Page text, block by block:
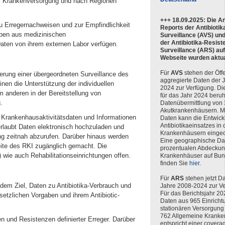
und zur Empfindlichkeit
aus medizinischen
von ihrem externen Labor verfügen.
einer übergeordneten Surveillance des
die Unterstützung der individuellen
anderen in der Bereitstellung von
und Informationen
Daten elektronisch hochzuladen und
zeitnah abzurufen. Darüber hinaus werden
des RKI zugänglich gemacht. Die
auch Rehabilitationseinrichtungen offen.
Ziel, Daten zu Antibiotika-Verbrauch und
Vorgaben und ihrem Antibiotic-
und Resistenzen definierter Erreger. Darüber
+++ 18.09.2025: Die
Reports der
Surveillance (AVS)
der Antibiotika-
Surveillance (ARS)
Webseite wurden
Für AVS stehen der
aggregierte Daten der
2024 zur Verfügung.
für das Jahr 2024
Datenübermittlung von
Akutkrankenhäusern.
Daten kann die
Antibiotikaeinsatzes in
Krankenhäusern
Eine geographische
prozentualen
Krankenhäuser auf
finden Sie hier.
Für ARS stehen jetzt
Jahre 2008-2024 zur
Für das Berichtsjahr
Daten aus 965
stationären
762 Allgemeine
entspricht einer